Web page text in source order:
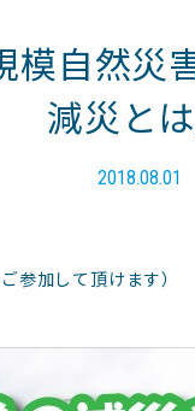
模自然災
減災とは
2018.08.01
参加して頂けます）